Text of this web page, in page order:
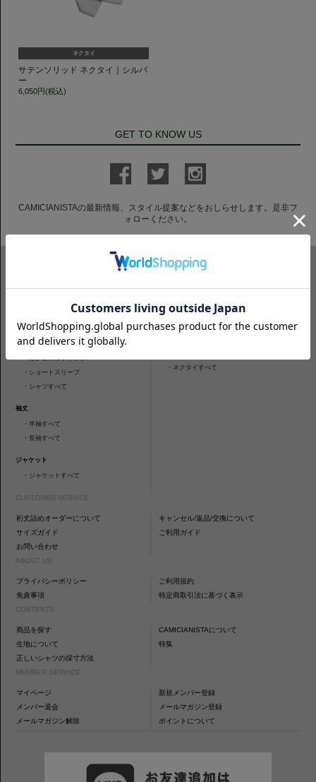
ネクタイ
サテンソリッド ネクタイ｜シルバ
ー
6,050円(税込)
GET TO KNOW US
CAMICIANISTAの最新情報、スタイル提案などをおしらせします。是非フ
ォローください。
・タイトフィット
・レギュラーフィット
・ ショートスリーブ
・ シャツすべて
袖丈
・半袖すべて
・長袖すべて
ジャケット
・ ジャケットすべて
タイトフィット
・ニットシャツすべて
・ ネクタイすべて
CUSTOMER SERVICE
裄丈詰めオーダーについて
キャンセル/返品/交換について
サイズガイド
ご利用ガイド
お問い合わせ
ABOUT US
プライバシーポリシー
ご利用規約
免責事項
特定商取引法に基づく表示
CONTENTS
商品を探す
CAMICIANISTAについて
生地について
特集
正しいシャツの採寸方法
MEMBER SERVICE
マイページ
新規メンバー登録
メンバー退会
メールマガジン登録
メールマガジン解除
ポイントについて